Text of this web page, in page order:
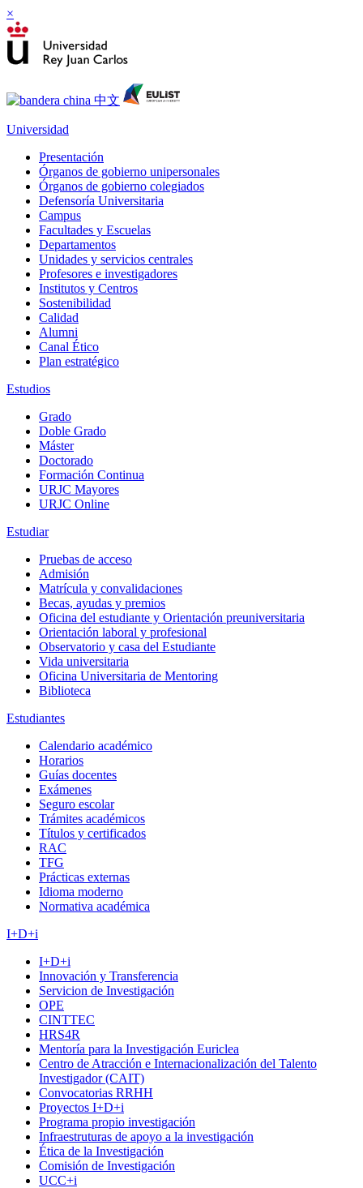
×
Universidad
Presentación
Órganos de gobierno unipersonales
Órganos de gobierno colegiados
Defensoría Universitaria
Campus
Facultades y Escuelas
Departamentos
Unidades y servicios centrales
Profesores e investigadores
Institutos y Centros
Sostenibilidad
Calidad
Alumni
Canal Ético
Plan estratégico
Estudios
Grado
Doble Grado
Máster
Doctorado
Formación Continua
URJC Mayores
URJC Online
Estudiar
Pruebas de acceso
Admisión
Matrícula y convalidaciones
Becas, ayudas y premios
Oficina del estudiante y Orientación preuniversitaria
Orientación laboral y profesional
Observatorio y casa del Estudiante
Vida universitaria
Oficina Universitaria de Mentoring
Biblioteca
Estudiantes
Calendario académico
Horarios
Guías docentes
Exámenes
Seguro escolar
Trámites académicos
Títulos y certificados
RAC
TFG
Prácticas externas
Idioma moderno
Normativa académica
I+D+i
I+D+i
Innovación y Transferencia
Servicion de Investigación
OPE
CINTTEC
HRS4R
Mentoría para la Investigación Euriclea
Centro de Atracción e Internacionalización del Talento
Investigador (CAIT)
Convocatorias RRHH
Proyectos I+D+i
Programa propio investigación
Infraestruturas de apoyo a la investigación
Ética de la Investigación
Comisión de Investigación
UCC+i